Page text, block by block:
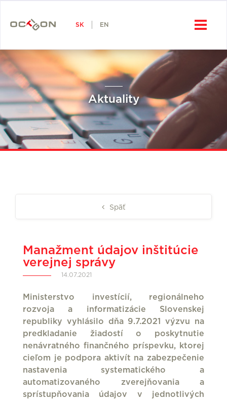
Octigon, a.s. SK
SK EN
Aktuality
Späť
Manažment údajov inštitúcie
verejnej správy
14.07.2021
Ministerstvo investícií, regionálneho
rozvoja a informatizácie Slovenskej
republiky vyhlásilo dňa 9.7.2021 výzvu na
predkladanie žiadostí o poskytnutie
nenávratného finančného príspevku, ktorej
cieľom je podpora aktivít na zabezpečenie
nastavenia systematického a
automatizovaného zverejňovania a
sprístupňovania údajov v jednotlivých